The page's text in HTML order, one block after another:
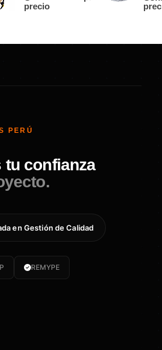
precio
PERÚ
tu confianza
en Gestión de Calidad
REMYPE